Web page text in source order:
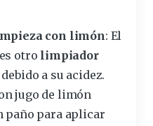
con limón: El
otro limpiador
a su acidez.
jugo de limón
paño para aplicar